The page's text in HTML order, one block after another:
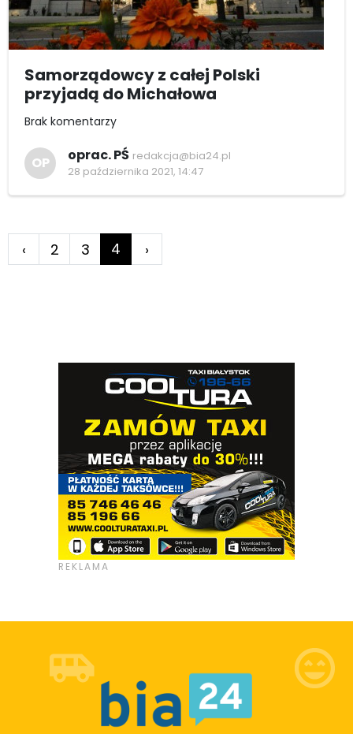
Samorządowcy z całej Polski
przyjadą do Michałowa
Brak komentarzy
OP oprac. PŚ redakcja@bia24.pl
28 października 2021, 14:47
‹ 2 3 4 ›